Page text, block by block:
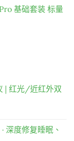
基础套装 标量
| 红光/近红外双
深度修复睡眠、